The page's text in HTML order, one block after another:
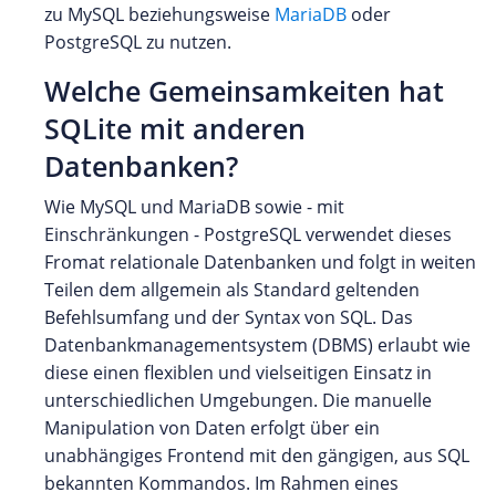
zu MySQL beziehungsweise MariaDB oder
PostgreSQL zu nutzen.
Welche Gemeinsamkeiten hat
SQLite mit anderen
Datenbanken?
Wie MySQL und MariaDB sowie - mit
Einschränkungen - PostgreSQL verwendet dieses
Fromat relationale Datenbanken und folgt in weiten
Teilen dem allgemein als Standard geltenden
Befehlsumfang und der Syntax von SQL. Das
Datenbankmanagementsystem (DBMS) erlaubt wie
diese einen flexiblen und vielseitigen Einsatz in
unterschiedlichen Umgebungen. Die manuelle
Manipulation von Daten erfolgt über ein
unabhängiges Frontend mit den gängigen, aus SQL
bekannten Kommandos. Im Rahmen eines